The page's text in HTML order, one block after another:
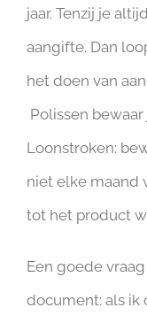
jaar. Tenzij je
aangifte. Dan
het doen van
Polissen
Loonstroken:
niet elke maand
tot het product
Een goede
document: als ik